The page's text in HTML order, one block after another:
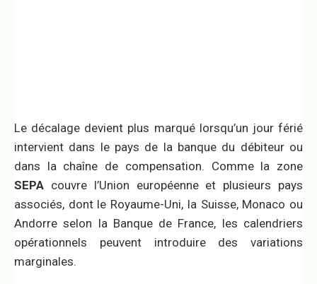
Le décalage devient plus marqué lorsqu’un jour férié
intervient dans le pays de la banque du débiteur ou
dans la chaîne de compensation. Comme la zone
SEPA couvre l’Union européenne et plusieurs pays
associés, dont le Royaume-Uni, la Suisse, Monaco ou
Andorre selon la Banque de France, les calendriers
opérationnels peuvent introduire des variations
marginales.